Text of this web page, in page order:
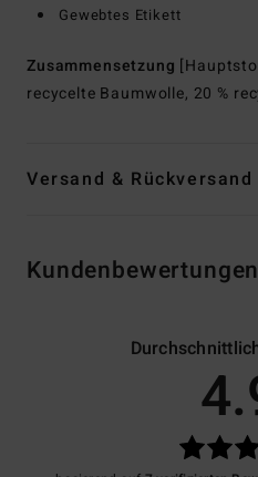
Gewebtes Etikett
Zusammensetzung
recycelte Baumwolle, 20 %
Versand & Rückversand
Kundenbewertungen